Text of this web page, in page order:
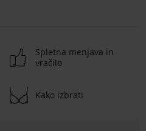
Spletna menjava in
vračilo
Kako izbrati